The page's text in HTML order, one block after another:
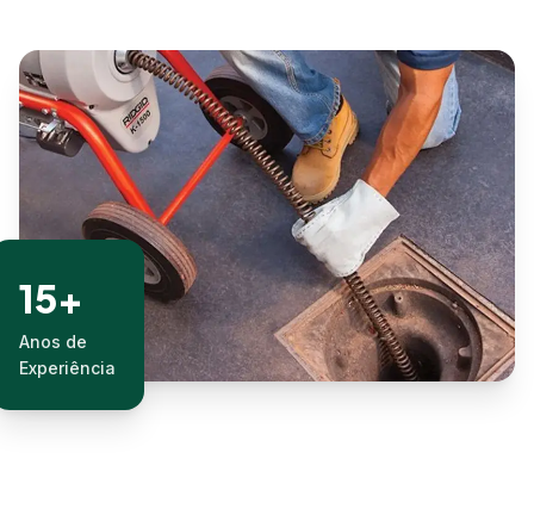
15+
Anos de
Experiência